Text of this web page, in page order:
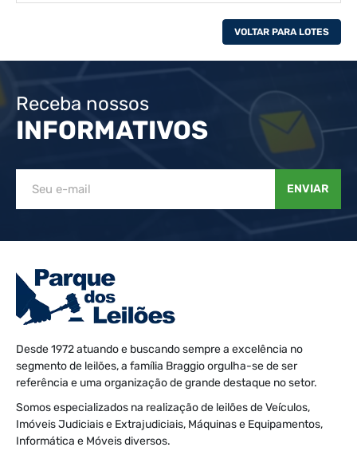
VOLTAR PARA LOTES
Receba nossos
INFORMATIVOS
ENVIAR
Desde 1972 atuando e buscando sempre a excelência no
segmento de leilões, a família Braggio orgulha-se de ser
referência e uma organização de grande destaque no setor.
Somos especializados na realização de leilões de Veículos,
Imóveis Judiciais e Extrajudiciais, Máquinas e Equipamentos,
Informática e Móveis diversos.